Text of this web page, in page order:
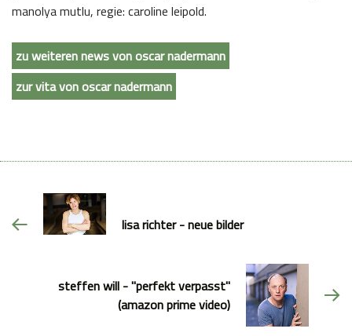
manolya mutlu, regie: caroline leipold.
zu weiteren news von oscar nadermann
zur vita von oscar nadermann
lisa richter - neue bilder
steffen will - "perfekt verpasst"
(amazon prime video)